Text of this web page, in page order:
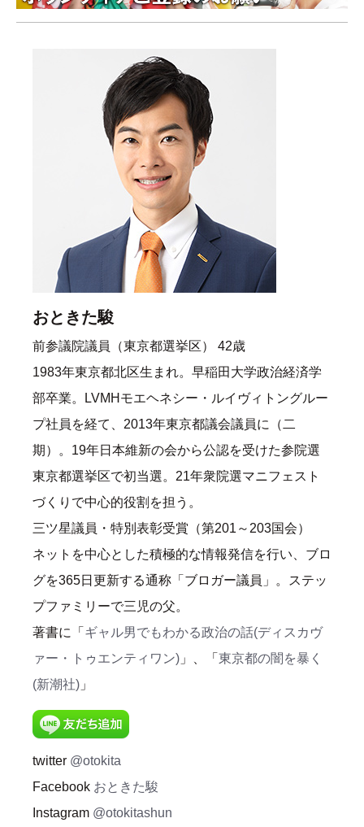
おときた駿
前参議院議員（東京都選挙区） 42歳
1983年東京都北区生まれ。早稲田大学政治経済学
部卒業。LVMHモエヘネシー・ルイヴィトングルー
プ社員を経て、2013年東京都議会議員に（二
期）。19年日本維新の会から公認を受けた参院選
東京都選挙区で初当選。21年衆院選マニフェスト
づくりで中心的役割を担う。
三ツ星議員・特別表彰受賞（第201～203国会）
ネットを中心とした積極的な情報発信を行い、ブロ
グを365日更新する通称「ブロガー議員」。ステッ
プファミリーで三児の父。
著書に「 ギャル男でもわかる政治の話(ディスカヴ
ァー・トゥエンティワン) 」、「 東京都の闇を暴く
(新潮社) 」
twitter @otokita
Facebook おときた駿
Instagram @otokitashun